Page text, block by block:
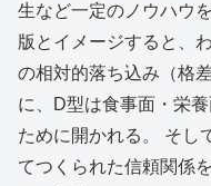
生など一定のノウハウ
版とイメージすると、
の相対的落ち込み（格
に、D型は食事面・栄
ために開かれる。 そし
てつくられた信頼関係